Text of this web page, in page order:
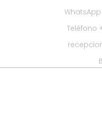
WhatsApp
Teléfono